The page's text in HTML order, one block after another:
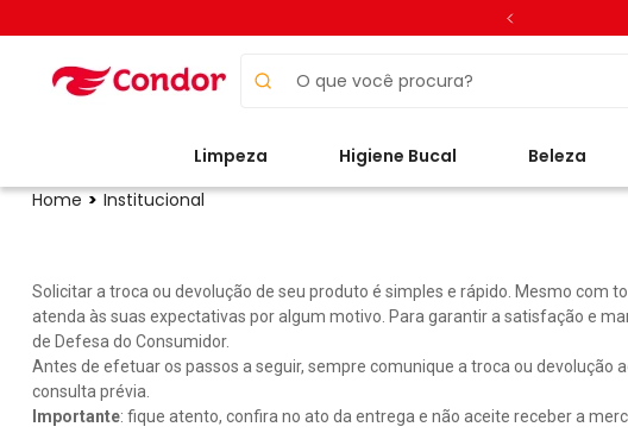
Limpeza Higiene Bucal Beleza
Home Institucional
Solicitar a troca ou devolução de seu produto é simples e rápido. Mesmo com
atenda às suas expectativas por algum motivo. Para garantir a satisfação e
de Defesa do Consumidor.
Antes de efetuar os passos a seguir, sempre comunique a troca ou
consulta prévia.
Importante: fique atento, confira no ato da entrega e não aceite receber a